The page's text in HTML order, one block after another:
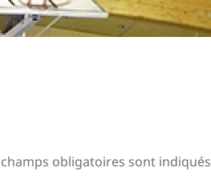
champs obligatoires sont indiqués